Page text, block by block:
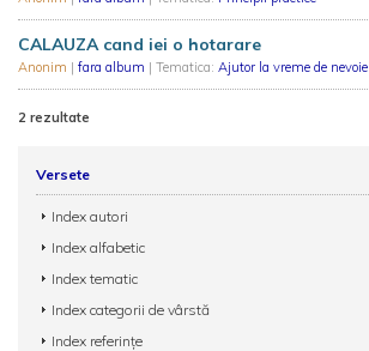
CALAUZA cand iei o hotarare
Anonim | fara album | Tematica: Ajutor la vreme de nevoie
2 rezultate
Versete
Index autori
Index alfabetic
Index tematic
Index categorii de vârstă
Index referințe